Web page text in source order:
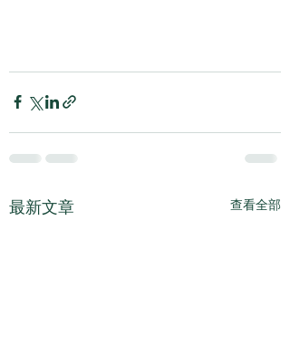
最新文章 查看全部